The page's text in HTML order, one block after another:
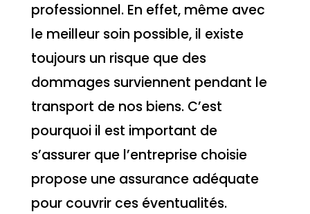
professionnel. En effet, même avec
le meilleur soin possible, il existe
toujours un risque que des
dommages surviennent pendant le
transport de nos biens. C’est
pourquoi il est important de
s’assurer que l’entreprise choisie
propose une assurance adéquate
pour couvrir ces éventualités.